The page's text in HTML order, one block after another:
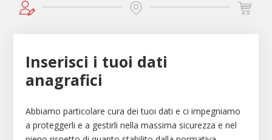
Inserisci i tuoi dati
anagrafici
Abbiamo particolare cura dei tuoi dati e ci impegniamo
a proteggerli e a gestirli nella massima sicurezza e nel